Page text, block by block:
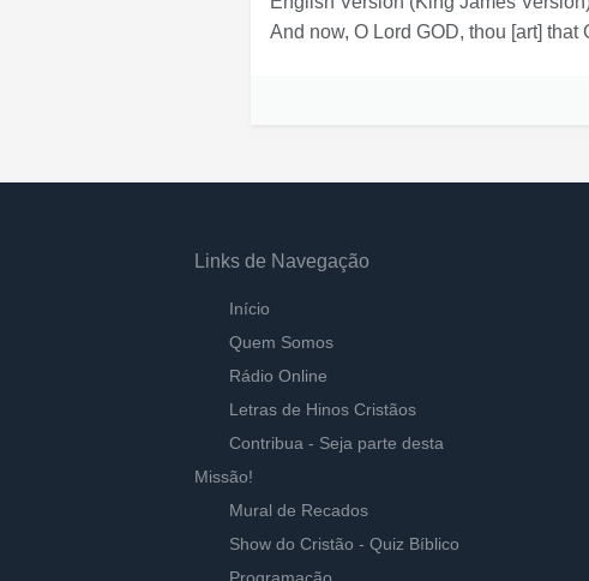
And now, O Lord GOD, thou [art]
Links de Navegação
Início
Quem Somos
Rádio Online
Letras de Hinos Cristãos
Contribua - Seja parte desta
Missão!
Mural de Recados
Show do Cristão - Quiz Bíblico